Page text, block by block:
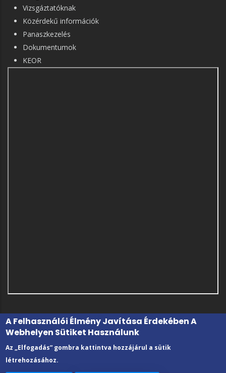
Vizsgáztatóknak
Közérdekű információk
Panaszkezelés
Dokumentumok
KEOR
A Felhasználói Élmény Javítása Érdekében A
Webhelyen Sütiket Használunk
Az „Elfogadás” gombra kattintva hozzájárul a sütik
létrehozásához.